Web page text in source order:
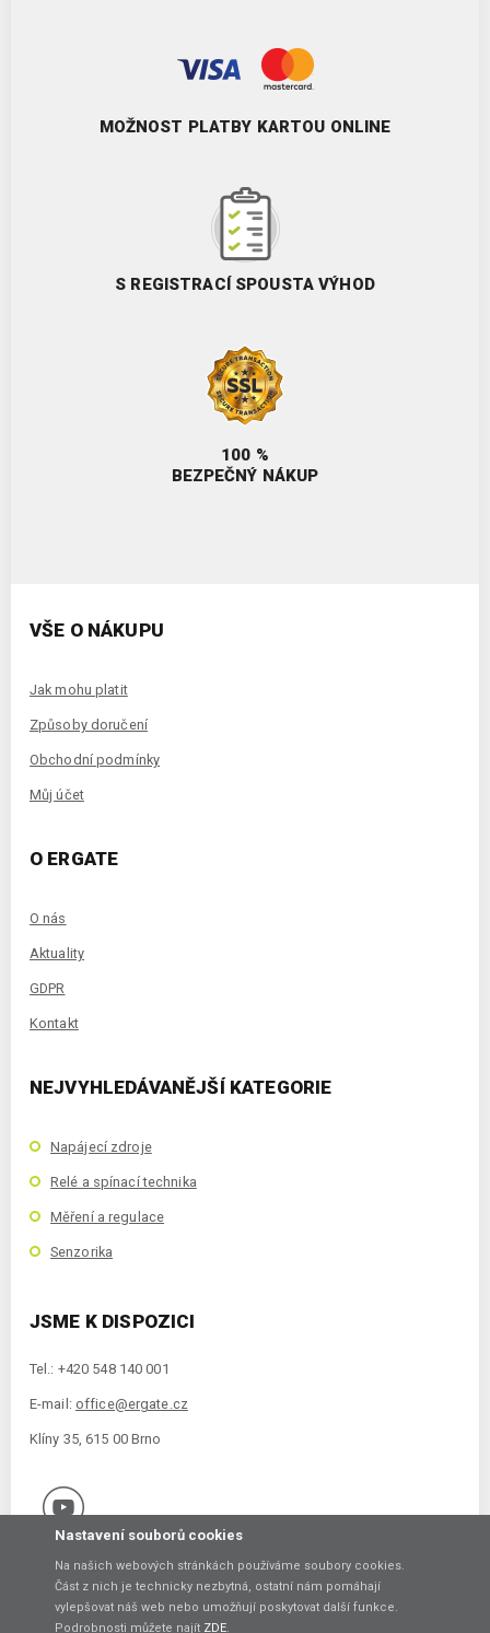
MOŽNOST PLATBY KARTOU ONLINE
S REGISTRACÍ SPOUSTA VÝHOD
100 %
BEZPEČNÝ NÁKUP
VŠE O NÁKUPU
Jak mohu platit
Způsoby doručení
Obchodní podmínky
Můj účet
O ERGATE
O nás
Aktuality
GDPR
Kontakt
NEJVYHLEDÁVANĚJŠÍ KATEGORIE
Napájecí zdroje
Relé a spínací technika
Měření a regulace
Senzorika
JSME K DISPOZICI
Tel.: +420 548 140 001
E-mail: office@ergate.cz
Klíny 35, 615 00 Brno
Copyright © 2021 ERGATE Automation s.r.o., Klíny 35, 61500 Brno
Nastavení souborů cookies
Na našich webových stránkách používáme soubory cookies.
Část z nich je technicky nezbytná, ostatní nám pomáhají
vylepšovat náš web nebo umožňují poskytovat další funkce.
Podrobnosti můžete najít ZDE.